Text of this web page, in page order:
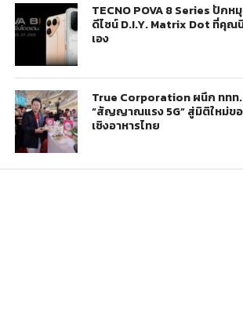
TECNO POVA 8 Series ปักห
ดีไซน์ D.I.Y. Matrix Dot ที่คุณ
เอง
True Corporation ผนึก ททท
“สัญญาณแรง 5G” สู่มิติใหม่ข
เชิงอาหารไทย